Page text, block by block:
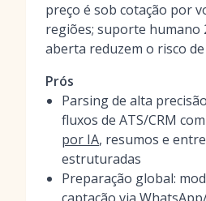
preço é sob cotação por
regiões; suporte humano
aberta reduzem o risco
Prós
Parsing de alta
fluxos de ATS/CRM com
por IA, resumos e
estruturadas
Preparação global: